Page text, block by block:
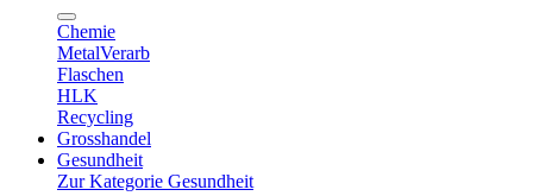
Chemie
MetalVerarb
Flaschen
HLK
Recycling
Grosshandel
Gesundheit
Zur Kategorie Gesundheit